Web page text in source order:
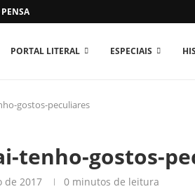
O MUNDO...
PORTAL LITERAL ESPECIAIS
gostos-peculiares
tenho-gostos-
de 2017 0 minutos de leitura